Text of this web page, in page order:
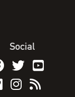
Social